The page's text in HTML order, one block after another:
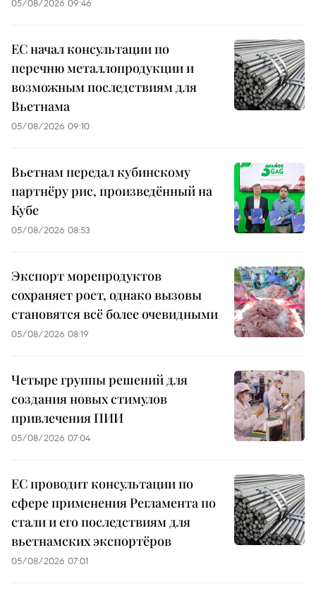
05/08/2026 09:46
ЕС начал консультации по
перечню металлопродукции и
возможным последствиям для
Вьетнама
05/08/2026 09:10
Вьетнам передал кубинскому
партнёру рис, произведённый на
Кубе
05/08/2026 08:53
Экспорт морепродуктов
сохраняет рост, однако вызовы
становятся всё более очевидными
05/08/2026 08:19
Четыре группы решений для
создания новых стимулов
привлечения ПИИ
05/08/2026 07:04
ЕС проводит консультации по
сфере применения Регламента по
стали и его последствиям для
вьетнамских экспортёров
05/08/2026 07:01